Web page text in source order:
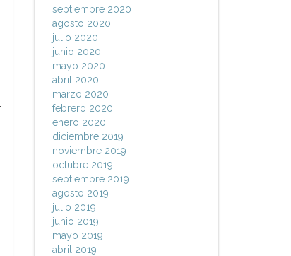
septiembre 2020
agosto 2020
julio 2020
junio 2020
mayo 2020
abril 2020
marzo 2020
febrero 2020
enero 2020
diciembre 2019
noviembre 2019
octubre 2019
septiembre 2019
agosto 2019
julio 2019
junio 2019
mayo 2019
abril 2019